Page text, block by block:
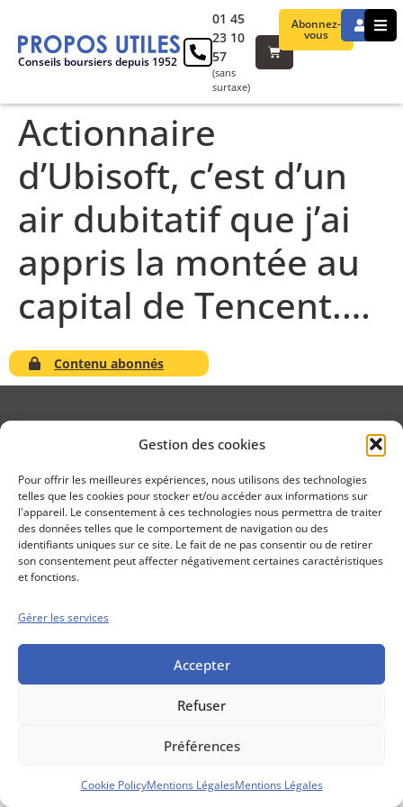
Gestion des cookies
Pour offrir les meilleures expériences, nous utilisons des technologies
telles que les cookies pour stocker et/ou accéder aux informations sur
l'appareil. Le consentement à ces technologies nous permettra de traiter
des données telles que le comportement de navigation ou des
identifiants uniques sur ce site. Le fait de ne pas consentir ou de retirer
son consentement peut affecter négativement certaines caractéristiques
et fonctions.
Gérer les services
Accepter
Refuser
Préférences
Cookie PolicyMentions LégalesMentions Légales
Conseils boursiers depuis 1952
Abonnez-
vous
01 45
23 10
57
(sans
surtaxe)
Actionnaire
d’Ubisoft, c’est d’un
air dubitatif que j’ai
appris la montée au
capital de Tencent.…
Contenu abonnés
Conseils boursiers depuis 1952
Propos Utiles est
une publication
des Editions
Marigny
Mentions Légales
Politique cookie